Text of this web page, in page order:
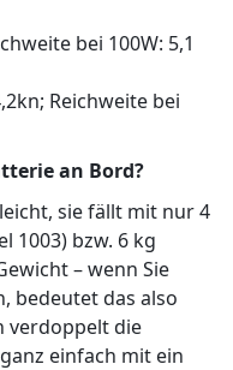
bei 100W: 5,1
Reichweite bei
an Bord?
sie fällt mit nur 4
1003) bzw. 6 kg
– wenn Sie
bedeutet das also
verdoppelt die
einfach mit ein